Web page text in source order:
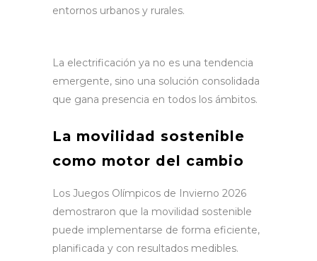
entornos urbanos y rurales.
La electrificación ya no es una tendencia
emergente, sino una solución consolidada
que gana presencia en todos los ámbitos.
La movilidad sostenible
como motor del cambio
Los Juegos Olímpicos de Invierno 2026
demostraron que la movilidad sostenible
puede implementarse de forma eficiente,
planificada y con resultados medibles.